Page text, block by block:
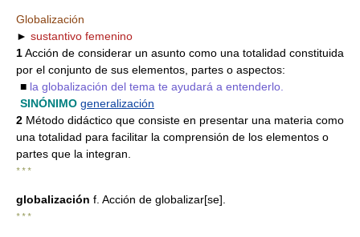
Globalización
► sustantivo femenino
1Acción de considerar un asunto como una totalidad constituida
por el conjunto de sus elementos, partes o aspectos:
■ la globalización del tema te ayudará a entenderlo.
SINÓNIMO generalización
2 Método didáctico que consiste en presentar una materia como
una totalidad para facilitar la comprensión de los elementos o
partes que la integran.
* * *
globalización f. Acción de globalizar[se].
* * *